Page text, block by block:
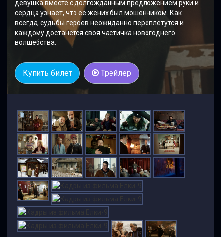
девушка вместе с долгожданным предложением руки и
сердца узнает, что ее жених был мошенником. Как
всегда, судьбы героев неожиданно переплетутся и
каждому достанется своя частичка новогоднего
волшебства.
Купить билет Трейлер